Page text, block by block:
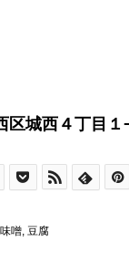
区城西４丁目１
味噌, 豆腐